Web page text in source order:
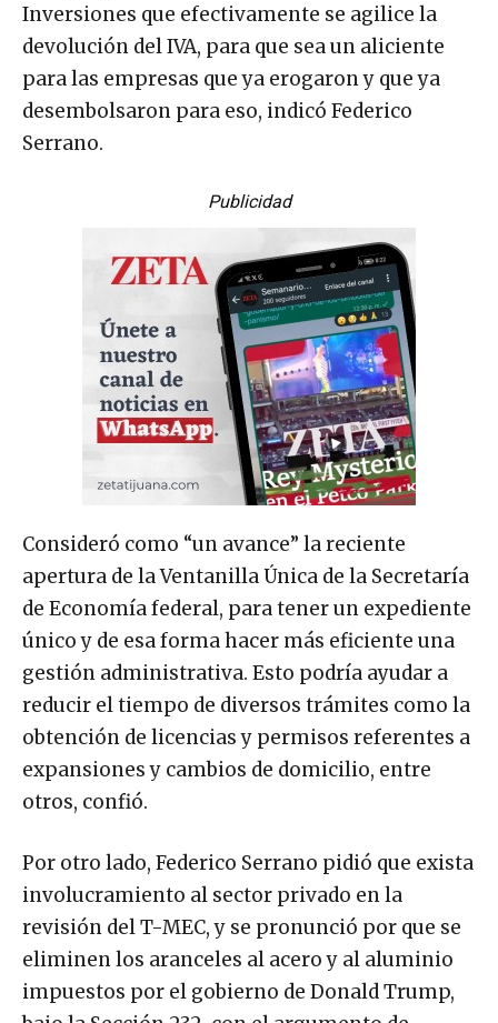
Inversiones que efectivamente se agilice la
devolución del IVA, para que sea un aliciente
para las empresas que ya erogaron y que ya
desembolsaron para eso, indicó Federico
Serrano.
Publicidad
Consideró como “un avance” la reciente
apertura de la Ventanilla Única de la Secretaría
de Economía federal, para tener un expediente
único y de esa forma hacer más eficiente una
gestión administrativa. Esto podría ayudar a
reducir el tiempo de diversos trámites como la
obtención de licencias y permisos referentes a
expansiones y cambios de domicilio, entre
otros, confió.
Por otro lado, Federico Serrano pidió que exista
involucramiento al sector privado en la
revisión del T-MEC, y se pronunció por que se
eliminen los aranceles al acero y al aluminio
impuestos por el gobierno de Donald Trump,